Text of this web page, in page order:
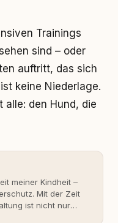
Trainings
sind – oder
auftritt, das sich
keine Niederlage.
alle: den Hund, die
meiner Kindheit –
Mit der Zeit
ist nicht nur